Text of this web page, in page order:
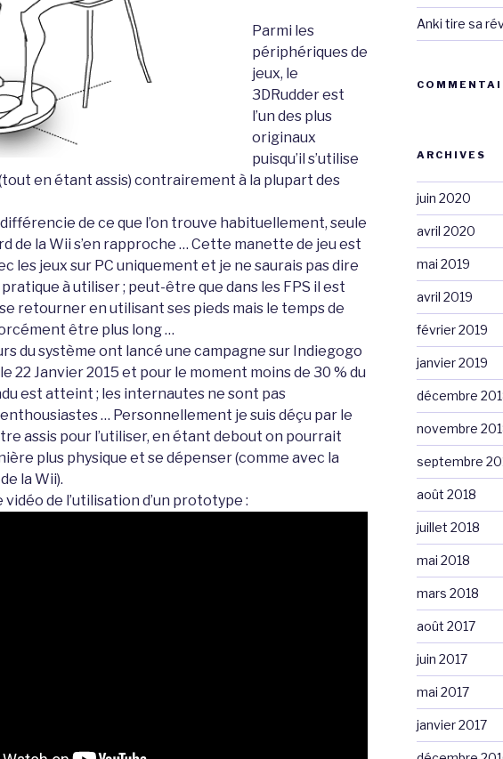
Parmi les
périphériques de
jeux, le
3DRudder est
l’un des plus
originaux
puisqu’il s’utilise
en étant assis) contrairement à la plupart des
de ce que l’on trouve habituellement, seule
de la Wii s’en rapproche … Cette manette de jeu est
les jeux sur PC uniquement et je ne saurais pas dire
à utiliser ; peut-être que dans les FPS il est
retourner en utilisant ses pieds mais le temps de
être plus long …
du système ont lancé une campagne sur Indiegogo
22 Janvier 2015 et pour le moment moins de 30 % du
est atteint ; les internautes ne sont pas
… Personnellement je suis déçu par le
assis pour l’utiliser, en étant debout on pourrait
plus physique et se dépenser (comme avec la
la Wii).
vidéo de l’utilisation d’un prototype :
Anki tire sa
ARCHIVES
juin 2020
avril 2020
mai 2019
avril 2019
février 2019
janvier 2019
décembre
novembre
septembre
août 2018
juillet 2018
mai 2018
mars 2018
août 2017
juin 2017
mai 2017
janvier 2017